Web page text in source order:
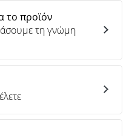
το προϊόν
τη γνώμη